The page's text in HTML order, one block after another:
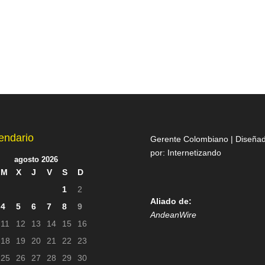
agosto 2026
M X J V S
D
1
2
4
5 6 7 8
9
11
12 13 14 15
16
18
19 20 21 22
23
25
26 27 28 29 30
Gerente Colombiano |
por: Internetizando
Aliado de:
AndeanWire